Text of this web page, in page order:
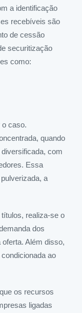
a identificação
recebíveis são
de cessão
securitização
como:
o caso.
quando
com
Essa
a
realiza-se o
dos
Além disso,
ao
os recursos
ligadas